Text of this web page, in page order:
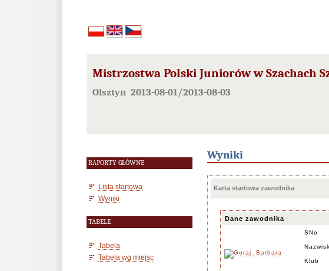
Mistrzostwa Polski Juniorów w Szachach
Olsztyn 2013-08-01/2013-08-03
RAPORTY GŁÓWNE
Lista startowa
Wyniki
TABELE
Tabela
Tabela wg miejsc
Wyniki
Karta startowa zawodnika
Dane zawodnika
SNo
Klub